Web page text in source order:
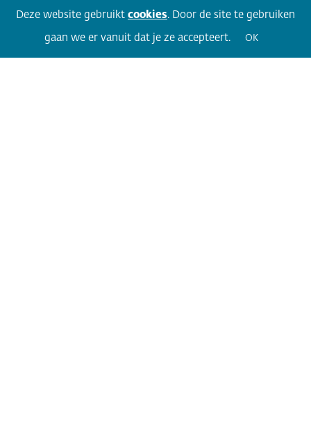
Volg 360Facebook LinkedIn Twitter
Deze website gebruikt cookies. Door de site te gebruiken
gaan we er vanuit dat je ze accepteert. OK